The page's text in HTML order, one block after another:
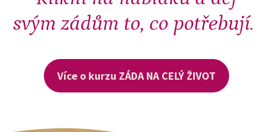
svým zádům to, co potřebují.
Více o kurzu ZÁDA NA CELÝ ŽIVOT